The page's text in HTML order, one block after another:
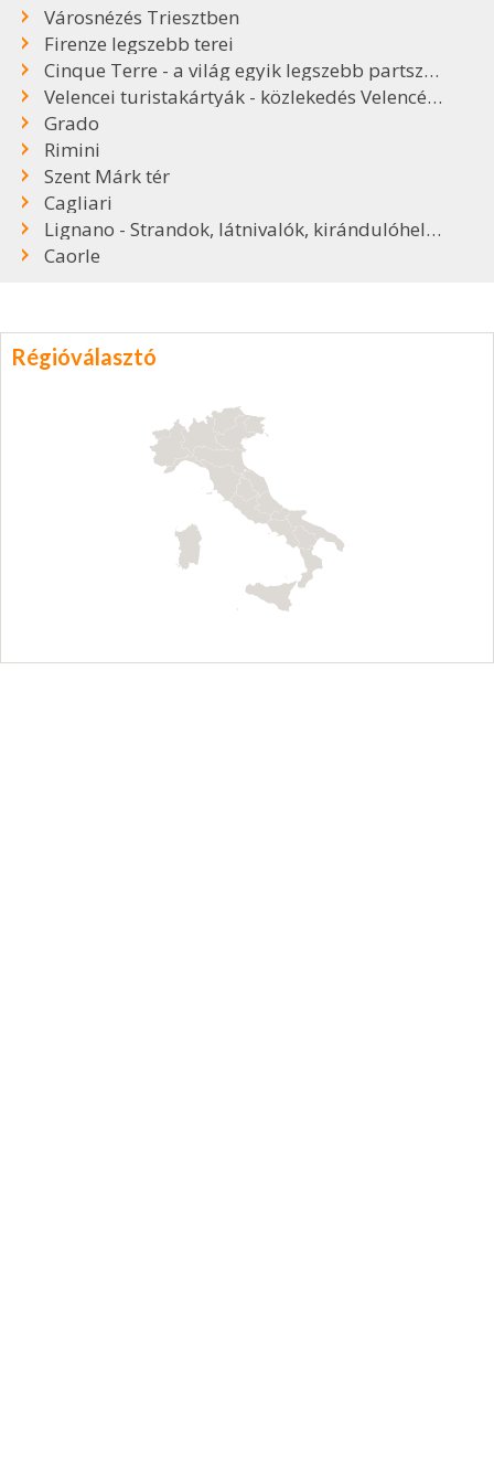
Városnézés Triesztben
Firenze legszebb terei
Cinque Terre - a világ egyik legszebb partszakasza
Velencei turistakártyák - közlekedés Velencében
Grado
Rimini
Szent Márk tér
Cagliari
Lignano - Strandok, látnivalók, kirándulóhelyek
Caorle
Régióválasztó